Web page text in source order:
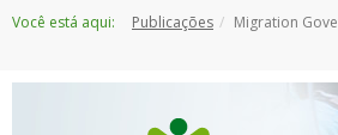
paraVocê está aqui: Publicações Migration Governance